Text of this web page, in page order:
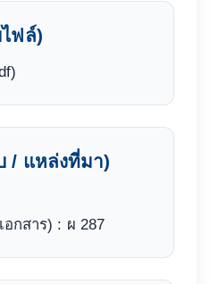
ฟล์)
/ แหล่งที่มา)
อกสาร) : ผ 287